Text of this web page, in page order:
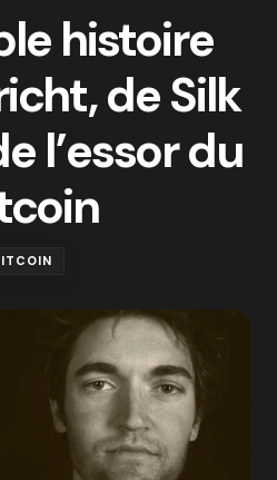
histoire
de Silk
l’essor du